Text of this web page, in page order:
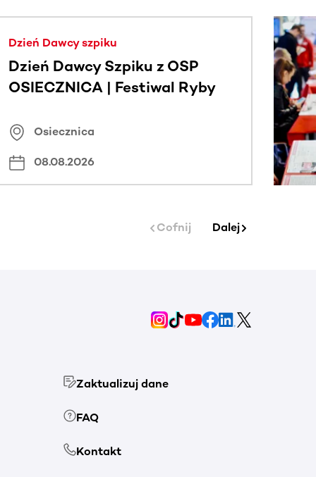
Dzień Dawcy szpiku
Dzień Dawcy Szpiku z OSP
OSIECZNICA | Festiwal Ryby
Osiecznica
08.08.2026
Cofnij Dalej
Zaktualizuj dane
FAQ
Kontakt